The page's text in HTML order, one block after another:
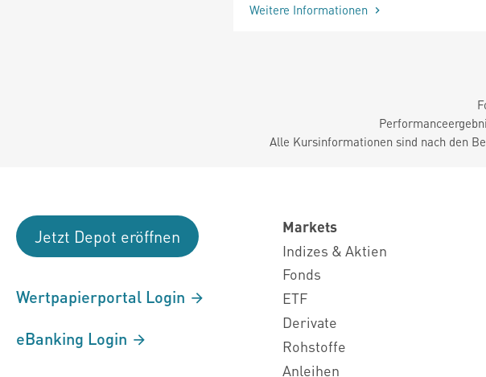
Weitere Informationen
Alle Kursinformationen sind nach den
Jetzt Depot eröffnen
Wertpapierportal Login
eBanking Login
Markets
Indizes & Aktien
Fonds
ETF
Derivate
Rohstoffe
Anleihen